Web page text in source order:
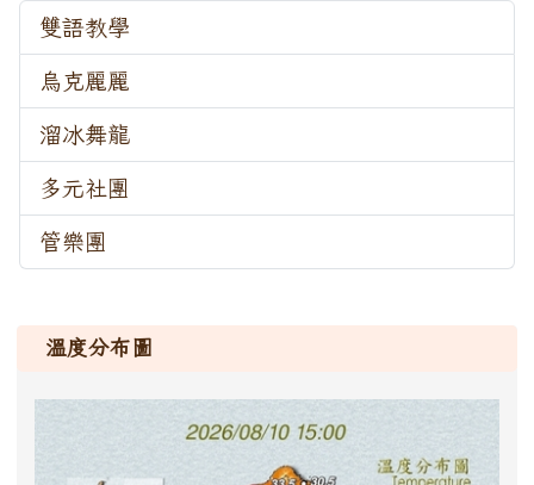
雙語教學
烏克麗麗
溜冰舞龍
多元社團
管樂團
溫度分布圖